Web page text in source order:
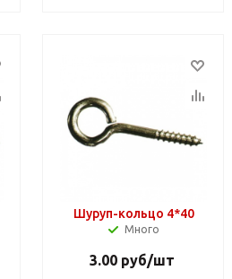
Шуруп-кольцо 4*40
Много
3.00руб/шт